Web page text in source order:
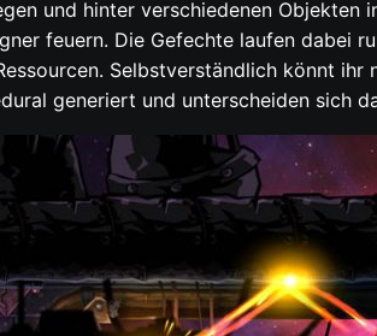
und hinter verschiedenen
feuern. Die Gefechte laufen dabei
Selbstverständlich könnt
generiert und unterscheiden sich